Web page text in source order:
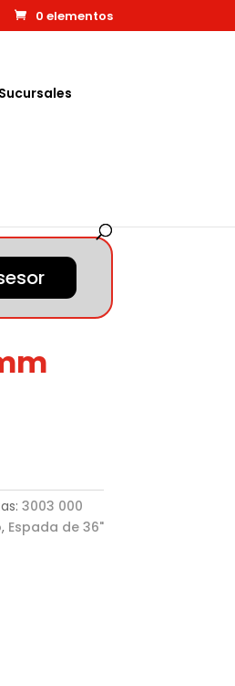
0 elementos
Sucursales
3003 000
, Espada de 36"